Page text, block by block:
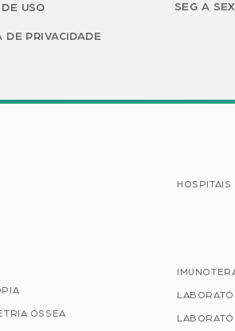
USO
DE PRIVACIDADE
SEG A
HOSPITAIS
ÓSSEA